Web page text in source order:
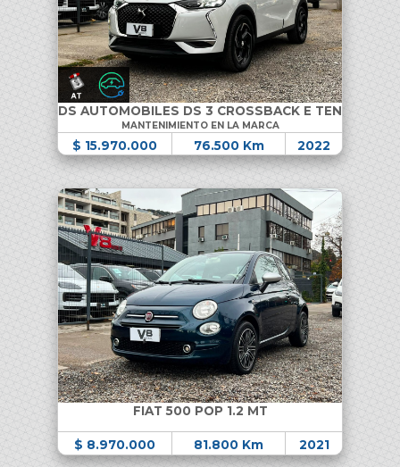
DS AUTOMOBILES DS 3 CROSSBACK E TENSE
MANTENIMIENTO EN LA MARCA
$ 15.970.000 76.500 Km 2022
FIAT 500 POP 1.2 MT
$ 8.970.000 81.800 Km 2021